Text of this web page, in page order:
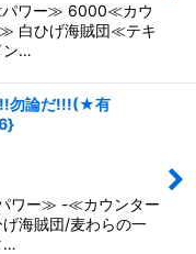
ワー≫ 6000≪カウ
白ひげ海賊団≪テキ
ン…
!!!勿論だ!!!(★有
ー≫ -≪カウンター
賊団/麦わらの一
…